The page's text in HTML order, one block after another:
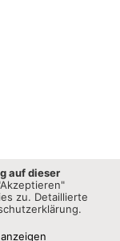
auf dieser
zu. Detaillierte